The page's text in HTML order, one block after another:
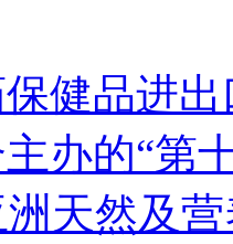
健品进
办的“第
洲天然及